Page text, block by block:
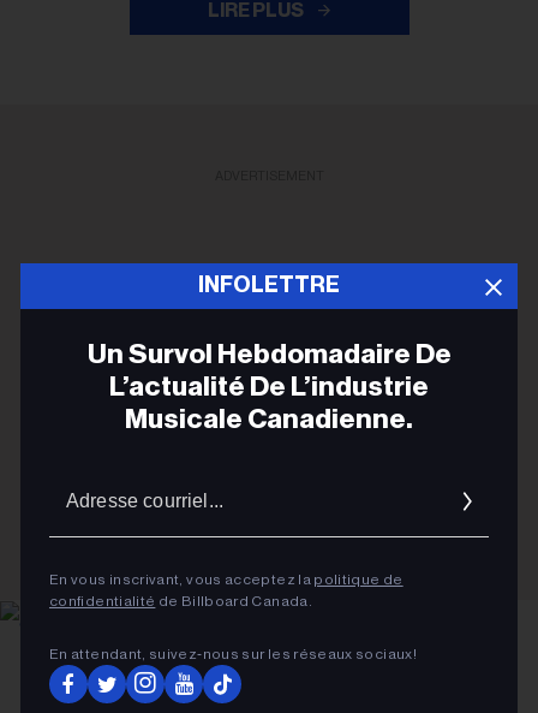
INFOLETTRE
Un Survol Hebdomadaire De
L’actualité De L’industrie
Musicale Canadienne.
En vous inscrivant, vous acceptez la politique de
confidentialité de Billboard Canada.
En attendant, suivez‑nous sur les réseaux sociaux!
LIRE PLUS
Gabriel Di SanteStella Lefty